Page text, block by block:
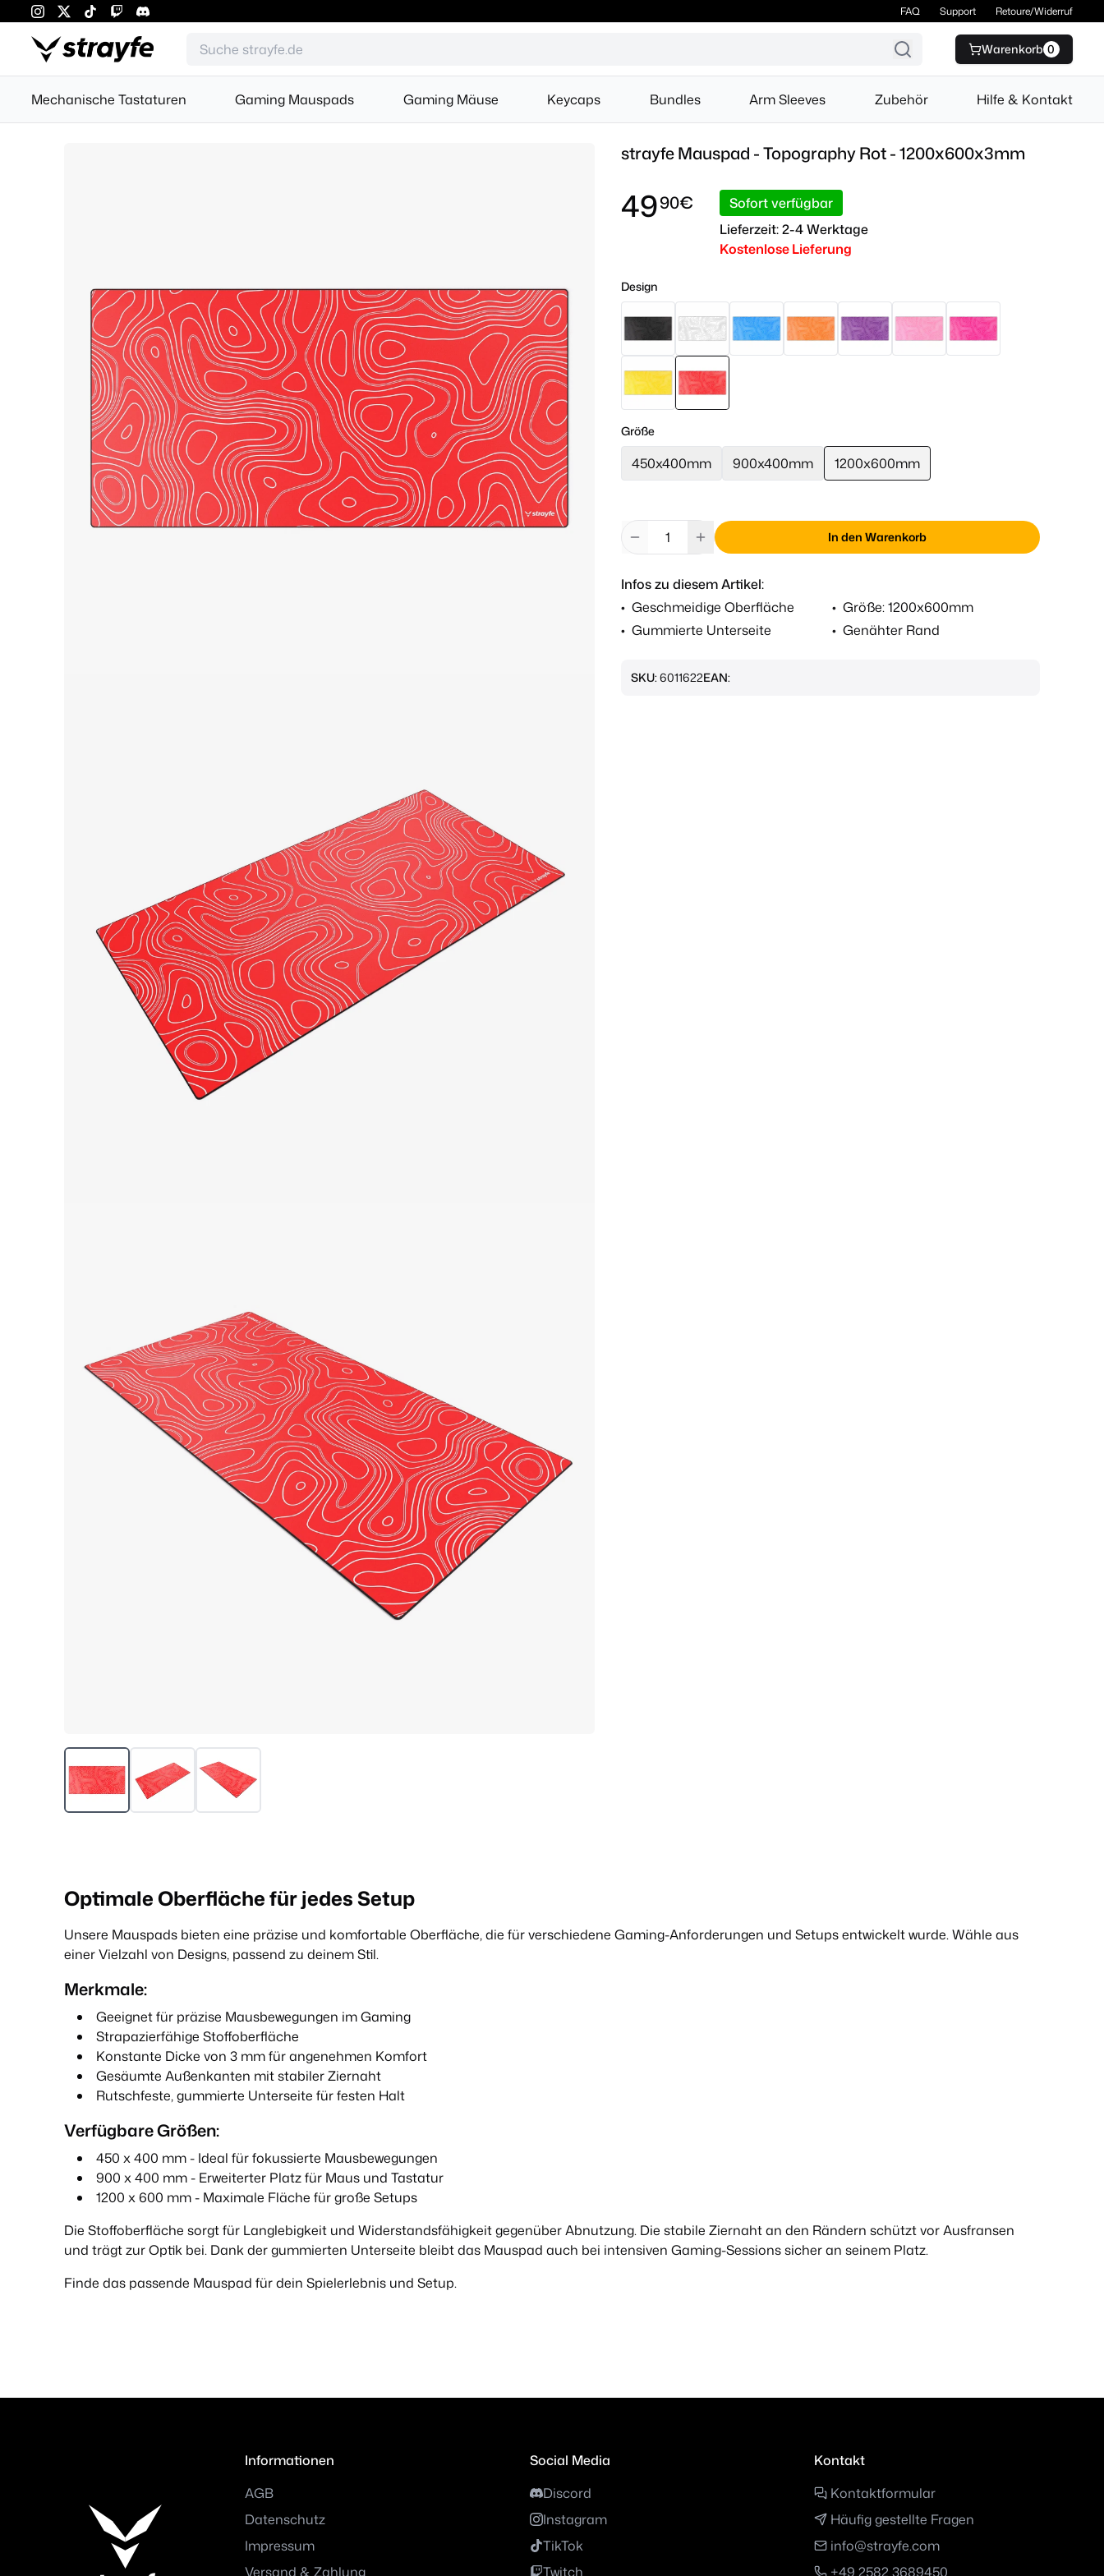
FAQ Support Retoure/Widerruf
Warenkorb 0
Mechanische Tastaturen Gaming Mauspads Gaming Mäuse Keycaps Bundles Arm Sleeves Zubehör Hilfe & Kontakt
strayfe Mauspad - Topography Rot - 1200x600x3mm
4990€
Sofort verfügbar
Lieferzeit: 2-4 Werktage
Kostenlose Lieferung
Design
Größe
450x400mm 900x400mm 1200x600mm
In den Warenkorb
Infos zu diesem Artikel:
• Geschmeidige Oberfläche • Größe: 1200x600mm
• Gummierte Unterseite • Genähter Rand
SKU: 6011622EAN:
Optimale Oberfläche für jedes Setup
Unsere Mauspads bieten eine präzise und komfortable Oberfläche, die für verschiedene Gaming-Anforderungen und Setups entwickelt wurde. Wähle aus
einer Vielzahl von Designs, passend zu deinem Stil.
Merkmale:
Geeignet für präzise Mausbewegungen im Gaming
Strapazierfähige Stoffoberfläche
Konstante Dicke von 3 mm für angenehmen Komfort
Gesäumte Außenkanten mit stabiler Ziernaht
Rutschfeste, gummierte Unterseite für festen Halt
Verfügbare Größen:
450 x 400 mm - Ideal für fokussierte Mausbewegungen
900 x 400 mm - Erweiterter Platz für Maus und Tastatur
1200 x 600 mm - Maximale Fläche für große Setups
Die Stoffoberfläche sorgt für Langlebigkeit und Widerstandsfähigkeit gegenüber Abnutzung. Die stabile Ziernaht an den Rändern schützt vor Ausfransen
und trägt zur Optik bei. Dank der gummierten Unterseite bleibt das Mauspad auch bei intensiven Gaming-Sessions sicher an seinem Platz.
Finde das passende Mauspad für dein Spielerlebnis und Setup.
Informationen
AGB
Datenschutz
Impressum
Versand & Zahlung
Social Media
Discord
Instagram
TikTok
Twitch
Kontakt
Kontaktformular
Häufig gestellte Fragen
info@strayfe.com
+49 2582 3689450